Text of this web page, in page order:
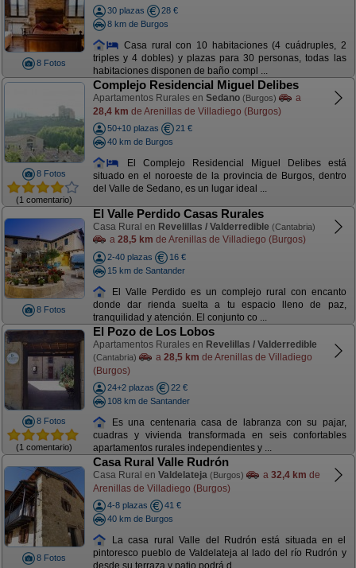
8 Fotos
30 plazas
28 €
8 km de Burgos
Casa rural con 10 habitaciones (4 cuádruples, 2
triples y 4 dobles) y plazas para 30 personas, todas las
habitaciones disponen de baño compl ...
8 Fotos
(1 comentario)
Complejo Residencial Miguel Delibes
Apartamentos Rurales en Sedano (Burgos)
a
28,4 km de Arenillas de Villadiego (Burgos)
50+10 plazas
21 €
40 km de Burgos
El Complejo Residencial Miguel Delibes está
situado en el noroeste de la provincia de Burgos, dentro
del Valle de Sedano, es un lugar ideal ...
8 Fotos
El Valle Perdido Casas Rurales
Casa Rural en Revelillas / Valderredible (Cantabria)
a 28,5 km de Arenillas de Villadiego (Burgos)
2-40 plazas
16 €
15 km de Santander
El Valle Perdido es un complejo rural con encanto
donde dar rienda suelta a tu espacio lleno de paz,
tranquilidad y atención. El conjunto co ...
8 Fotos
(1 comentario)
El Pozo de Los Lobos
Apartamentos Rurales en Revelillas / Valderredible
(Cantabria) a 28,5 km de Arenillas de Villadiego
(Burgos)
24+2 plazas
22 €
108 km de Santander
Es una centenaria casa de labranza con su pajar,
cuadras y vivienda transformada en seis confortables
apartamentos rurales independientes y ...
8 Fotos
Casa Rural Valle Rudrón
Casa Rural en Valdelateja (Burgos) a 32,4 km de
Arenillas de Villadiego (Burgos)
4-8 plazas
41 €
40 km de Burgos
La casa rural Valle del Rudrón está situada en el
pintoresco pueblo de Valdelateja al lado del río Rudrón y